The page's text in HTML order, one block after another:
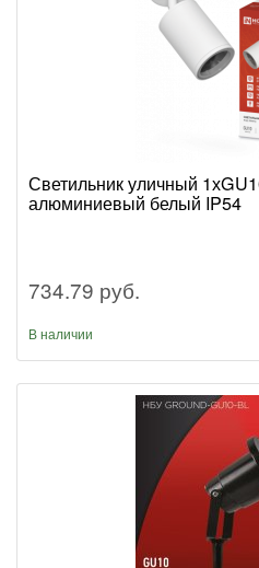
Светильник уличный
алюминиевый белый IP54
734.79 руб.
В наличии